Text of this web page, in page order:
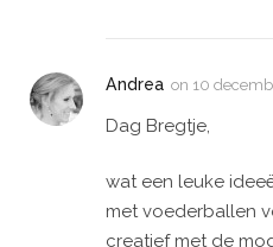
Andrea on 10
Dag Bregtje,
wat een leuke
met voederballen
creatief met de